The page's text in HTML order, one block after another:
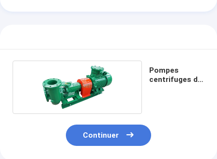
Pompes
centrifuges de
Continuer